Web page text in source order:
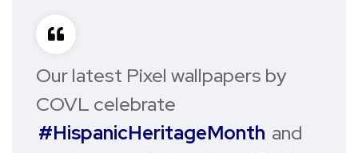
Our latest Pixel wallpapers by
COVL celebrate
#HispanicHeritageMonth and